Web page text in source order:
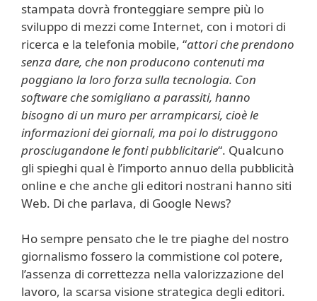
stampata dovrà fronteggiare sempre più lo
sviluppo di mezzi come Internet, con i motori di
ricerca e la telefonia mobile, “attori che prendono
senza dare, che non producono contenuti ma
poggiano la loro forza sulla tecnologia. Con
software che somigliano a parassiti, hanno
bisogno di un muro per arrampicarsi, cioè le
informazioni dei giornali, ma poi lo distruggono
prosciugandone le fonti pubblicitarie“. Qualcuno
gli spieghi qual è l’importo annuo della pubblicità
online e che anche gli editori nostrani hanno siti
Web. Di che parlava, di Google News?
Ho sempre pensato che le tre piaghe del nostro
giornalismo fossero la commistione col potere,
l’assenza di correttezza nella valorizzazione del
lavoro, la scarsa visione strategica degli editori.